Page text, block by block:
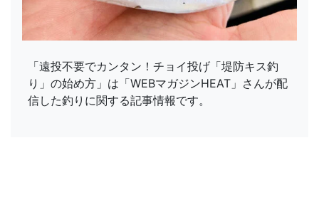
「遠投不要でカンタン！チョイ投げ「堤防キス釣
り」の始め方」は「WEBマガジンHEAT」さんが配
信した釣りに関する記事情報です。